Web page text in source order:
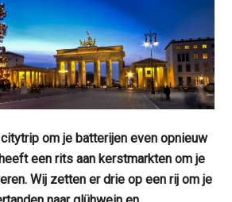
om je batterijen even opnieuw
een rits aan kerstmarkten om je
Wij zetten er drie op een rij om je